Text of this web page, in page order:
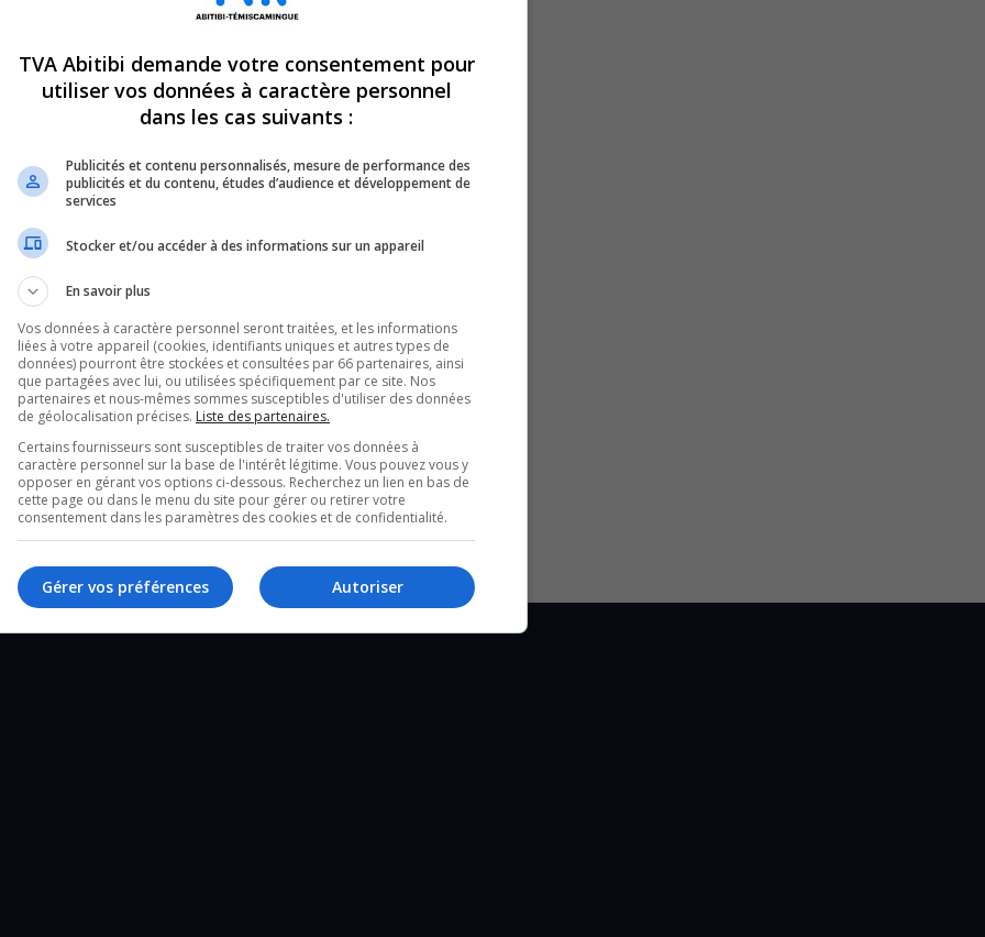
vous incontournables pour connaître tout
sur l’heure du lunch et un de 28
un tour d’horizon complet de ce qui a
TVA Abitibi demande votre consentement pour
utiliser vos données à caractère personnel
dans les cas suivants :
Publicités et contenu personnalisés, mesure de performance des
publicités et du contenu, études d’audience et développement de
services
Stocker et/ou accéder à des informations sur un appareil
En savoir plus
Vos données à caractère personnel seront traitées, et les informations
liées à votre appareil (cookies, identifiants uniques et autres types de
données) pourront être stockées et consultées par 66 partenaires, ainsi
que partagées avec lui, ou utilisées spécifiquement par ce site. Nos
partenaires et nous-mêmes sommes susceptibles d'utiliser des données
de géolocalisation précises. Liste des partenaires.
Certains fournisseurs sont susceptibles de traiter vos données à
caractère personnel sur la base de l'intérêt légitime. Vous pouvez vous y
opposer en gérant vos options ci-dessous. Recherchez un lien en bas de
cette page ou dans le menu du site pour gérer ou retirer votre
consentement dans les paramètres des cookies et de confidentialité.
Autoriser
Gérer vos préférences